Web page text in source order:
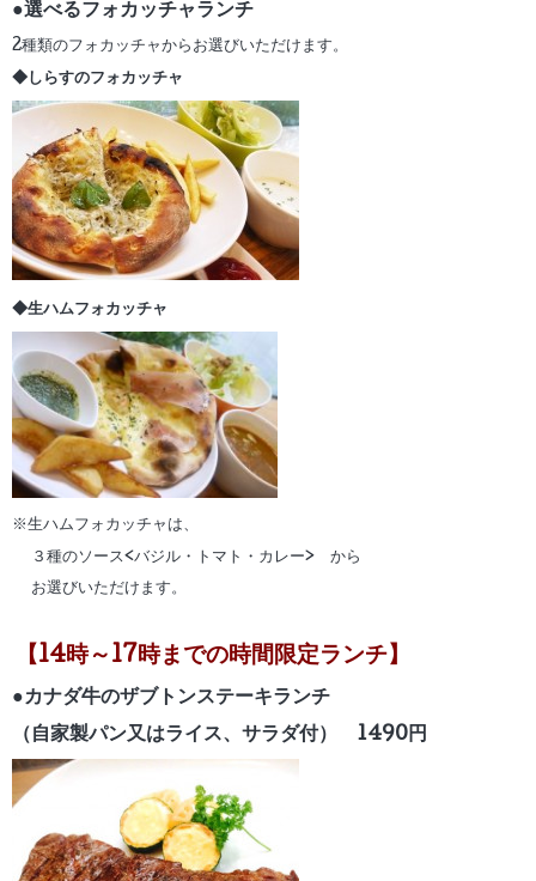
●選べるフォカッチャランチ
2種類のフォカッチャからお選びいただけます。
◆しらすのフォカッチャ
◆生ハムフォカッチャ
※生ハムフォカッチャは、
３種のソース<バジル・トマト・カレー> から
お選びいただけます。
【14時～17時までの時間限定ランチ】
●カナダ牛のザブトンステーキランチ
（自家製パン又はライス、サラダ付） 1490円